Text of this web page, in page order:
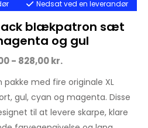
Nedsat ved en leverandør
blækpatron sæt
og gul
- 828,00 kr.
pakke med fire originale XL
gul, cyan og magenta. Disse
til at levere skarpe, klare